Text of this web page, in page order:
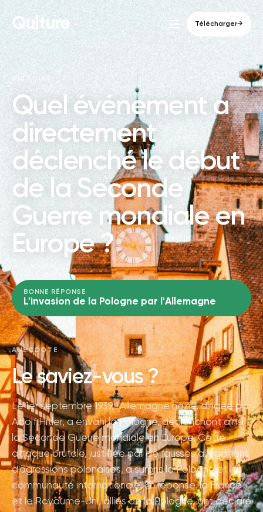
Qulture Télécharger→
HISTOIRE
Quel événement a
directement
déclenché le début
de la Seconde
Guerre mondiale en
Europe ?
BONNE RÉPONSE
L'invasion de la Pologne par l'Allemagne
ANECDOTE
Le saviez-vous ?
Le 1er septembre 1939, l'Allemagne nazie, dirigée par
Adolf Hitler, a envahi la Pologne, déclenchant ainsi
la Seconde Guerre mondiale en Europe. Cette
attaque brutale, justifiée par de fausses allégations
d'agressions polonaises, a surpris la Pologne et la
communauté internationale. En réponse, la France
et le Royaume-Uni, alliés de la Pologne, ont déclaré